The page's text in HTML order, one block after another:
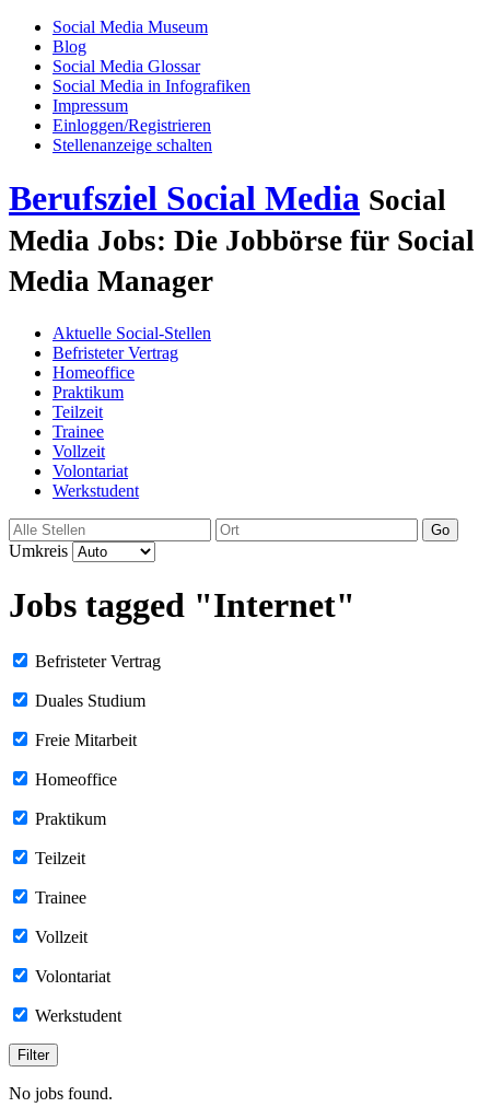
Social Media Museum
Blog
Social Media Glossar
Social Media in Infografiken
Impressum
Einloggen/Registrieren
Stellenanzeige schalten
Berufsziel Social Media Social
Media Jobs: Die Jobbörse für Social
Media Manager
Aktuelle Social-Stellen
Befristeter Vertrag
Homeoffice
Praktikum
Teilzeit
Trainee
Vollzeit
Volontariat
Werkstudent
Go
Umkreis
Jobs tagged "Internet"
Befristeter Vertrag
Duales Studium
Freie Mitarbeit
Homeoffice
Praktikum
Teilzeit
Trainee
Vollzeit
Volontariat
Werkstudent
No jobs found.